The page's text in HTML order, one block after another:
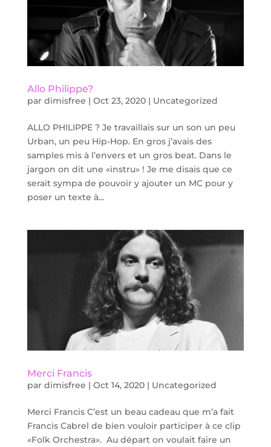
Allo Philippe?
par dimisfree | Oct 23, 2020| Uncategorized
ALLO PHILIPPE ? Je travaillais sur un son un peu
Urban, un peu Hip-Hop. En gros j’avais des
samples mis à l’envers et un gros beat. Dans le
jargon on dit une «instru» ! Je me disais que ce
serait sympa de pouvoir y ajouter un MC pour y
poser un texte à...
Merci Francis
par dimisfree | Oct 14, 2020| Uncategorized
Merci Francis C’est un beau cadeau que m’a fait
Francis Cabrel de bien vouloir participer à ce clip
«Folk Orchestra». Au départ on voulait faire un